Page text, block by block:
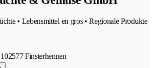
• Lebensmittel en gros • Regionale Produkte
2577 Finsterhennen